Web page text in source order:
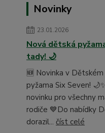
Novinky
23.01.2026
Nová dětská
tady! 🌙
🆕 Novinka v
pyžama Six Seven!
novinku pro všechny
rodiče 💙Do nabídky
dorazil... číst celé